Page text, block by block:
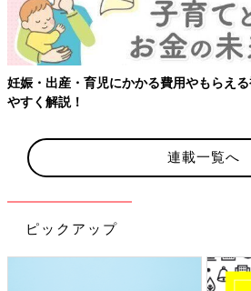
妊娠・出産・育児にかかる費用やもらえ
やすく解説！
連載一覧へ
ピックアップ